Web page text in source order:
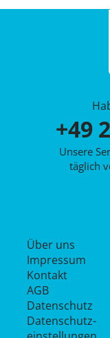
+49
Unsere
täglich
Über uns
Impressum
Kontakt
AGB
Datenschutz
Datenschutz­